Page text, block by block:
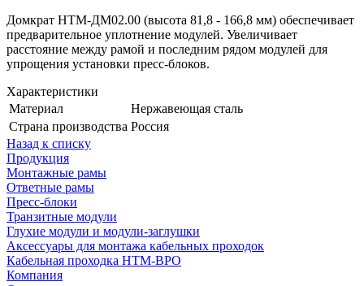
Домкрат НТМ-ДМ02.00 (высота 81,8 - 166,8 мм) обеспечивает
предварительное уплотнение модулей. Увеличивает
расстояние между рамой и последним рядом модулей для
упрощения установки пресс-блоков.
Характеристики
Материал
Нержавеющая сталь
Страна производства Россия
Назад к списку
Продукция
Монтажные рамы
Ответные рамы
Пресс-блоки
Транзитные модули
Глухие модули и модули-заглушки
Аксессуары для монтажа кабельных проходок
Кабельная проходка НТМ-ВРО
Компания